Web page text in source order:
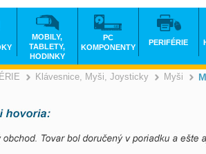
Klávesnice, Myši, Joysticky Myši
MOBILY,
TABLETY,
HODINKY
PC
KOMPONENTY
PERIFÉRIE